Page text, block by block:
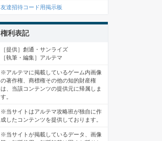
友達招待コード用掲示板
権利表記
［提供］創通・サンライズ
［執筆・編集］アルテマ
※アルテマに掲載しているゲーム内画像
の著作権、商標権その他の知的財産権
は、当該コンテンツの提供元に帰属しま
す。
※当サイトはアルテマ攻略班が独自に作
成したコンテンツを提供しております。
※当サイトが掲載しているデータ、画像